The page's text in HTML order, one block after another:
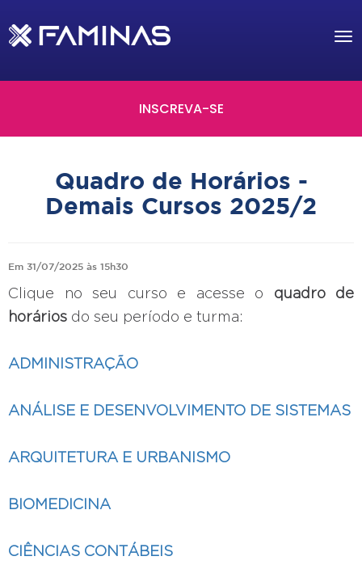
INSCREVA-SE
Quadro de Horários -
Demais Cursos 2025/2
Em 31/07/2025 às 15h30
Clique no seu curso e acesse o quadro de
horários do seu período e turma:
ADMINISTRAÇÃO
ANÁLISE E DESENVOLVIMENTO DE SISTEMAS
ARQUITETURA E URBANISMO
BIOMEDICINA
CIÊNCIAS CONTÁBEIS